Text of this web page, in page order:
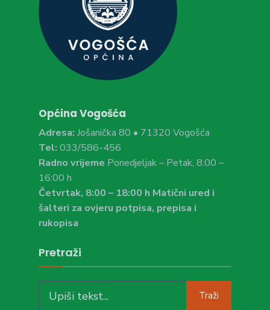
Općina Vogošća
Adresa: Jošanička 80 • 71320 Vogošća
Tel: 033/586-456
Radno vrijeme Ponedjeljak – Petak, 8:00 –
16:00 h
Četvrtak, 8:00 – 18:00 h Matični ured i
šalteri za ovjeru potpisa, prepisa i
rukopisa
Pretraži
for:
Traži